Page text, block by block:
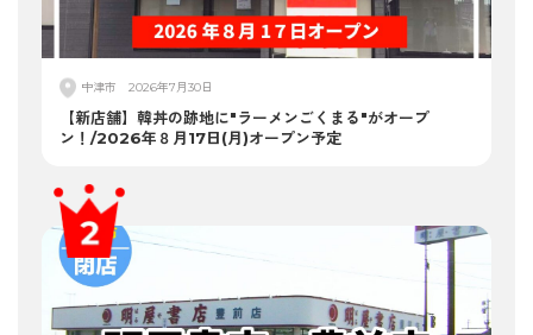
中津市 2026年7月30日
【新店舗】韓丼の跡地に"ラーメンごくまる"がオープ
ン！/2026年８月17日(月)オープン予定